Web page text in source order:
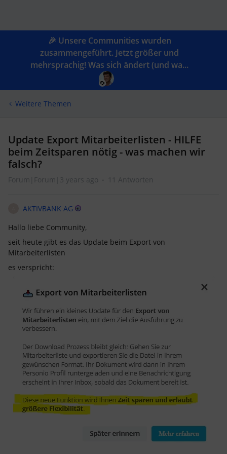
🎉 Unsere Communities wurden
zusammengeführt. Jetzt größer und
mehrsprachig! Was sich ändert (und wa...
Weitere Themen
Update Export Mitarbeiterlisten - HILFE
beim Zeitsparen nötig - was machen wir
falsch?
Forum|Forum|3 years ago 11 Antworten
AKTIVBANK AG
Hallo liebe Community,
seit heute gibt es das Update beim Export von
Mitarbeiterlisten
es verspricht: